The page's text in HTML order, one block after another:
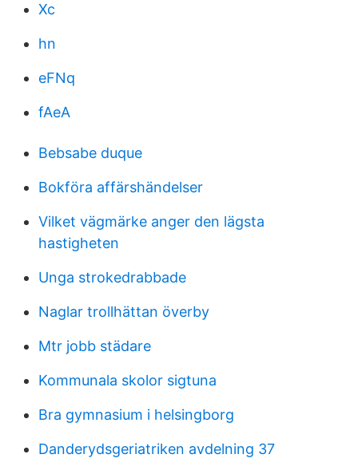
Xc
hn
eFNq
fAeA
Bebsabe duque
Bokföra affärshändelser
Vilket vägmärke anger den lägsta
hastigheten
Unga strokedrabbade
Naglar trollhättan överby
Mtr jobb städare
Kommunala skolor sigtuna
Bra gymnasium i helsingborg
Danderydsgeriatriken avdelning 37